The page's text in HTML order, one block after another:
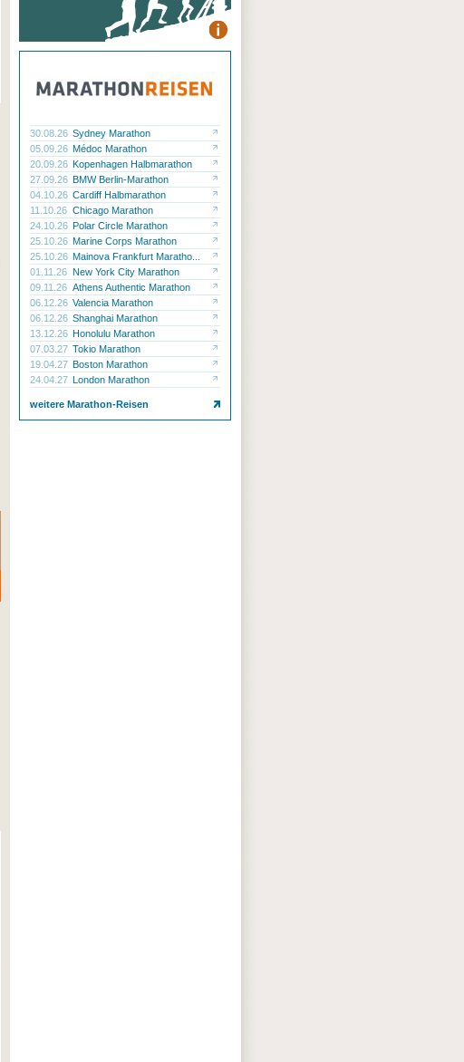
30.08.26 Sydney Marathon
05.09.26 Médoc Marathon
20.09.26 Kopenhagen Halbmarathon
27.09.26 BMW Berlin-Marathon
04.10.26 Cardiff Halbmarathon
11.10.26 Chicago Marathon
24.10.26 Polar Circle Marathon
25.10.26 Marine Corps Marathon
25.10.26 Mainova Frankfurt Maratho...
01.11.26 New York City Marathon
09.11.26 Athens Authentic Marathon
06.12.26 Valencia Marathon
06.12.26 Shanghai Marathon
13.12.26 Honolulu Marathon
07.03.27 Tokio Marathon
19.04.27 Boston Marathon
24.04.27 London Marathon
weitere Marathon-Reisen